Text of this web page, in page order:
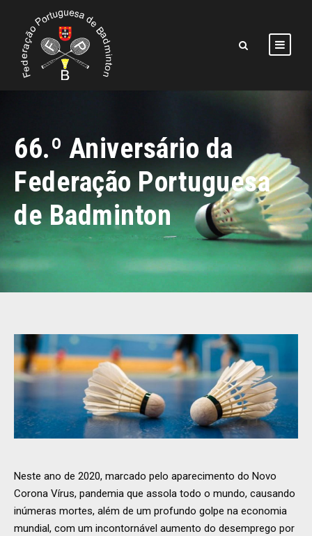
66.º Aniversário da
Federação Portuguesa
de Badminton
Neste ano de 2020, marcado pelo aparecimento do Novo
Corona Vírus, pandemia que assola todo o mundo, causando
inúmeras mortes, além de um profundo golpe na economia
mundial, com um incontornável aumento do desemprego por